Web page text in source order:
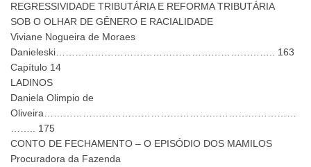
REGRESSIVIDADE TRIBUTÁRIA E REFORMA TRIBUTÁRIA
SOB O OLHAR DE GÊNERO E RACIALIDADE
Viviane Nogueira de Moraes
Danieleski………………………………………………………….. 163
Capítulo 14
LADINOS
Daniela Olimpio de
Oliveira……………………………………………………………………
…….. 175
CONTO DE FECHAMENTO – O EPISÓDIO DOS MAMILOS
Procuradora da Fazenda